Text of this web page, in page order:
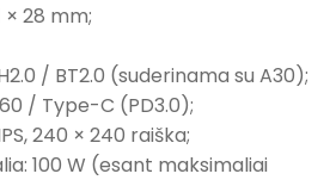
× 28 mm;
/ BT2.0 (suderinama su A30);
/ Type-C (PD3.0);
240 × 240 raiška;
100 W (esant maksimaliai